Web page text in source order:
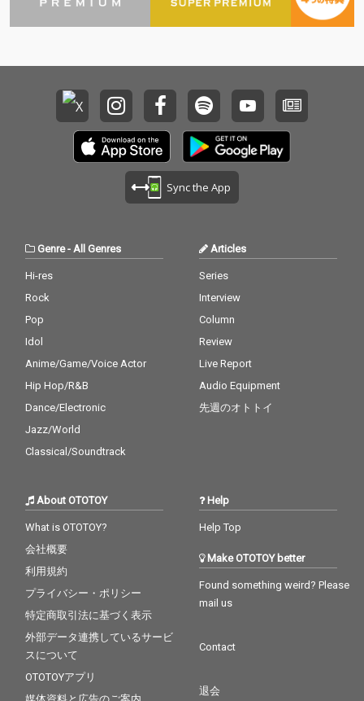
Sync the App
Genre- All Genres
Hi-res
Rock
Pop
Idol
Anime/Game/Voice Actor
Hip Hop/R&B
Dance/Electronic
Jazz/World
Classical/Soundtrack
Articles
Series
Interview
Column
Review
Live Report
Audio Equipment
先週のオトトイ
About OTOTOY
What is OTOTOY?
会社概要
利用規約
プライバシー・ポリシー
特定商取引法に基づく表示
外部データ連携しているサービ
スについて
OTOTOYアプリ
Help
Help Top
Make OTOTOY better
Found something weird? Please
mail us
Contact
退会